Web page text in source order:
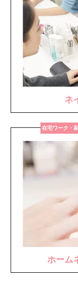
ネ
在宅ワーク・
ホーム